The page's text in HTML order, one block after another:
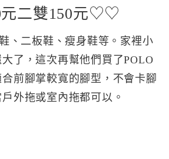
二雙150元♡♡
、二板鞋、瘦身鞋等。家裡小
了，這次再幫他們買了POLO
前腳掌較寬的腳型，不會卡腳
戶外拖或室內拖都可以。